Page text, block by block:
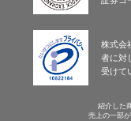
株式会
者に対
受けて
紹介した
売上の一部